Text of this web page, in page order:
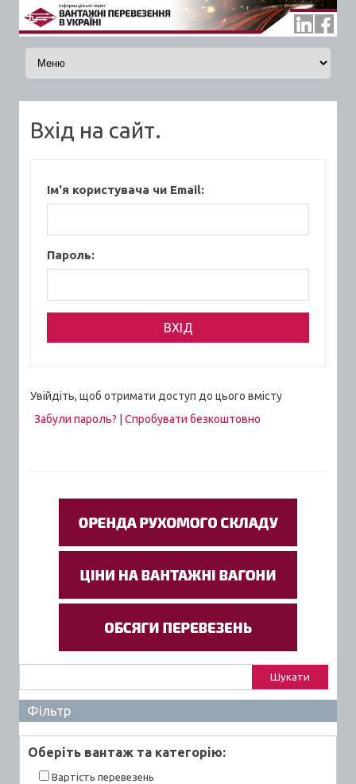
Skip to content
Вхід на сайт.
Ім'я користувача чи Email:
Пароль:
Увійдіть, щоб отримати доступ до цього вмісту
Забули пароль?
Спробувати безкоштовно
Фільтр
Оберiть вантаж та категорiю:
Вартiсть перевезень